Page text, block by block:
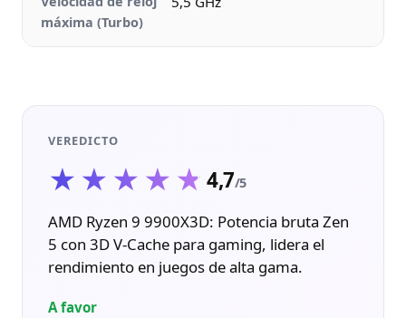
máxima (Turbo)
VEREDICTO
★★★★★
★★★★★4,7/5
AMD Ryzen 9 9900X3D: Potencia bruta Zen
5 con 3D V-Cache para gaming, lidera el
rendimiento en juegos de alta gama.
A favor